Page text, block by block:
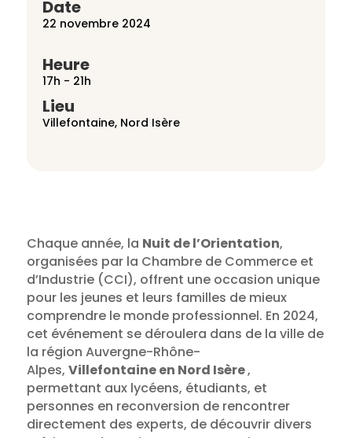
Date
22 novembre 2024
Heure
17h - 21h
Lieu
Villefontaine, Nord Isère
Chaque année, la Nuit de l’Orientation,
organisées par la Chambre de Commerce et
d’Industrie (CCI), offrent une occasion unique
pour les jeunes et leurs familles de mieux
comprendre le monde professionnel. En 2024,
cet événement se déroulera dans de la ville de
la région Auvergne-Rhône-
Alpes, Villefontaine en Nord Isère,
permettant aux lycéens, étudiants, et
personnes en reconversion de rencontrer
directement des experts, de découvrir divers